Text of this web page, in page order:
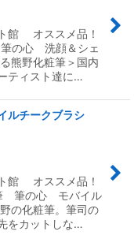
館 オススメ品！
の心 洗顔＆シェ
熊野化粧筆＞国内
ティスト達に…
チークブラシ
館 オススメ品！
筆の心 モバイル
の化粧筆。筆司の
をカットしな…